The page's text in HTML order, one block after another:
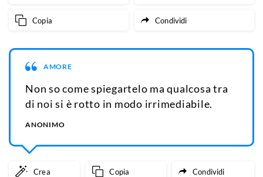
Copia Condividi
AMORE
Non so come spiegartelo ma qualcosa tra
di noi si è rotto in modo irrimediabile.
ANONIMO
Crea Copia Condividi